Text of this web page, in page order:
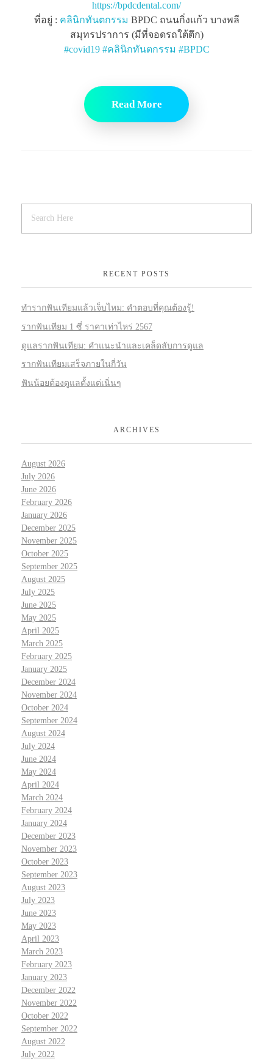
https://bpdcdental.com/
ที่อยู่ : คลินิกทันตกรรม BPDC ถนนกิ่งแก้ว บางพลี
สมุทรปราการ (มีที่จอดรถใต้ตึก)
#covid19 #คลินิกทันตกรรม #BPDC
Read More
RECENT POSTS
ทำรากฟันเทียมแล้วเจ็บไหม: คำตอบที่คุณต้องรู้!
รากฟันเทียม 1 ซี่ ราคาเท่าไหร่ 2567
ดูแลรากฟันเทียม: คำแนะนำและเคล็ดลับการดูแล
รากฟันเทียมเสร็จภายในกี่วัน
ฟันน้อยต้องดูแลตั้งแต่เนิ่นๆ
ARCHIVES
August 2026
July 2026
June 2026
February 2026
January 2026
December 2025
November 2025
October 2025
September 2025
August 2025
July 2025
June 2025
May 2025
April 2025
March 2025
February 2025
January 2025
December 2024
November 2024
October 2024
September 2024
August 2024
July 2024
June 2024
May 2024
April 2024
March 2024
February 2024
January 2024
December 2023
November 2023
October 2023
September 2023
August 2023
July 2023
June 2023
May 2023
April 2023
March 2023
February 2023
January 2023
December 2022
November 2022
October 2022
September 2022
August 2022
July 2022